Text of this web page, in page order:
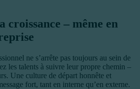
croissance – même en
ne s’arrête pas toujours au sein de
les talents à suivre leur propre chemin –
Une culture de départ honnête et
fort, tant en interne qu’en externe.